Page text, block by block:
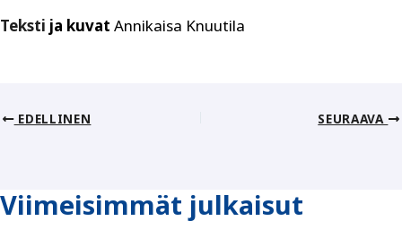
Teksti ja kuvat Annikaisa Knuutila
EDELLINEN SEURAAVA
Viimeisimmät julkaisut